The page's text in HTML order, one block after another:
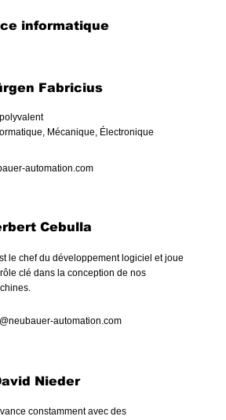
Cebulla
le chef du développement logiciel et joue
clé dans la conception de nos
automation.com
informatique
automation.com
Fabricius
Mécanique, Électronique
Nieder
constamment avec des